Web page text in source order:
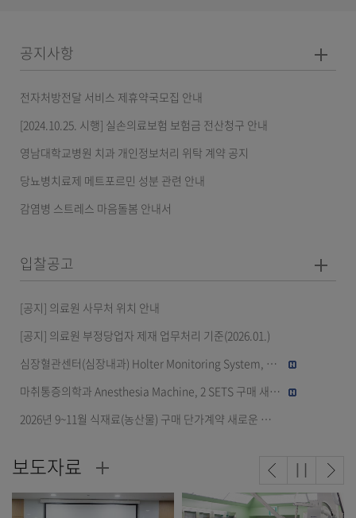
공지사항
전자처방전달 서비스 제휴약국모집 안내
[2024.10.25. 시행] 실손의료보험 보험금 전산청구 안내
영남대학교병원 치과 개인정보처리 위탁 계약 공지
당뇨병치료제 메트포르민 성분 관련 안내
감염병 스트레스 마음돌봄 안내서
입찰공고
[공지] 의료원 사무처 위치 안내
[공지] 의료원 부정당업자 제재 업무처리 기준(2026.01.)
심장혈관센터(심장내과) Holter Monitoring System, 5...
마취통증의학과 Anesthesia Machine, 2 SETS 구매 새로...
2026년 9~11월 식재료(농산물) 구매 단가계약 새로운 입찰(4차)
보도자료
비주얼
슬라이드
정지
비주얼
슬라이드
이전보기
비주
슬라
다음